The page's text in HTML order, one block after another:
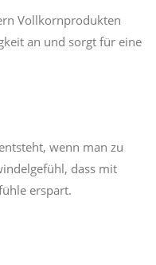
Vollkornprodukten
an und sorgt für eine
wenn man zu
dass mit
erspart.